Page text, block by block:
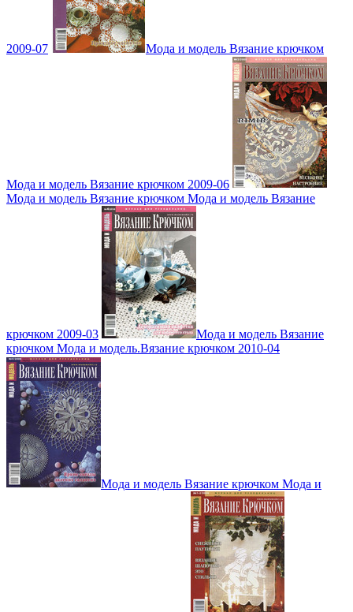
2009-07 Мода и модель Вязание крючком
Мода и модель Вязание крючком 2009-06
Мода и модель Вязание крючком Мода и модель Вязание
крючком 2009-03
Мода и модель Вязание
крючком Мода и модель.Вязание крючком 2010-04
Мода и модель Вязание крючком Мода и